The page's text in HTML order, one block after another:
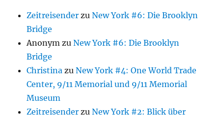
Zeitreisender zuNew York #6: Die Brooklyn
Bridge
Anonym zuNew York #6: Die Brooklyn
Bridge
Christina zuNew York #4: One World Trade
Center, 9/11 Memorial und 9/11 Memorial
Museum
Zeitreisender zuNew York #2: Blick über